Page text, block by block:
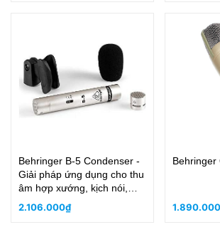
Behringer B-5 Condenser -
Giải pháp ứng dụng cho thu
âm hợp xướng, kịch nói,
nhạc cụ chất lượng cao cấ
2.106.000₫
Behringer